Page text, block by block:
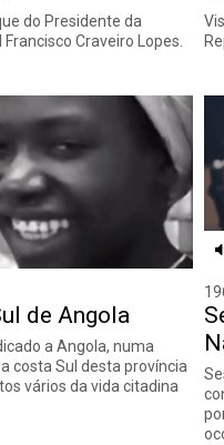
do Presidente da
Craveiro Lopes.
de Angola
a Angola, numa
costa Sul desta província
vários da vida citadina